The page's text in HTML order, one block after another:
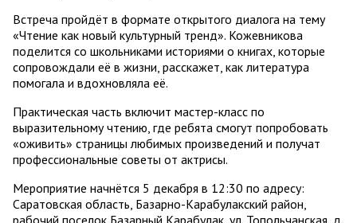
Встреча пройдёт в формате открытого диалога на тему
«Чтение как новый культурный тренд». Кожевникова
поделится со школьниками историями о книгах, которые
сопровождали её в жизни, расскажет, как литература
помогала и вдохновляла её.
Практическая часть включит мастер-класс по
выразительному чтению, где ребята смогут попробовать
«оживить» страницы любимых произведений и получат
профессиональные советы от актрисы.
Мероприятие начнётся 5 декабря в 12:30 по адресу:
Саратовская область, Базарно-Карабулакский район,